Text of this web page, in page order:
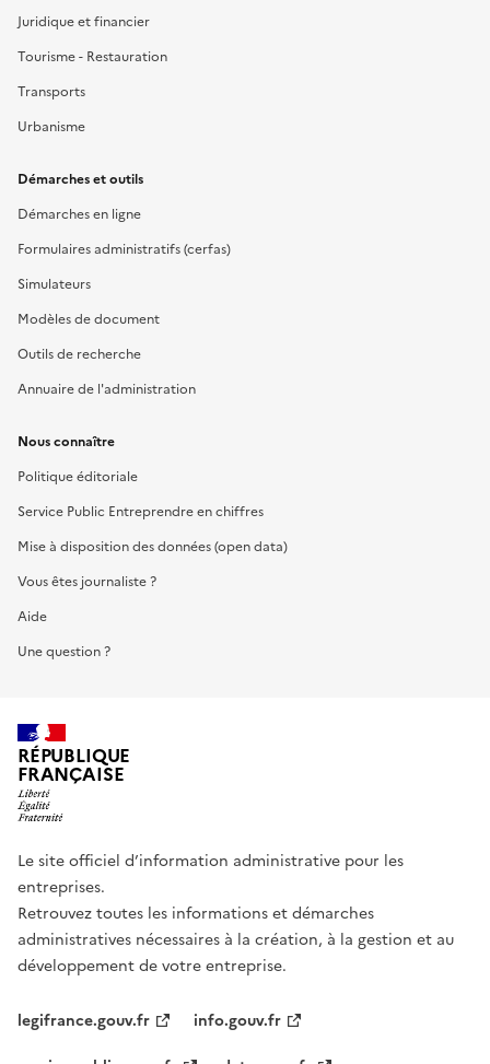
Juridique et financier
Tourisme - Restauration
Transports
Urbanisme
Démarches et outils
Démarches en ligne
Formulaires administratifs (cerfas)
Simulateurs
Modèles de document
Outils de recherche
Annuaire de l'administration
Nous connaître
Politique éditoriale
Service Public Entreprendre en chiffres
Mise à disposition des données (open data)
Vous êtes journaliste ?
Aide
Une question ?
RÉPUBLIQUE
FRANÇAISE
Le site officiel d’information administrative pour les
entreprises.
Retrouvez toutes les informations et démarches
administratives nécessaires à la création, à la gestion et au
développement de votre entreprise.
legifrance.gouv.fr
info.gouv.fr